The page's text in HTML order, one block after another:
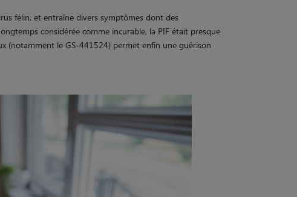
félin, et entraîne divers symptômes dont des
considérée comme incurable, la PIF était presque
(notamment le GS-441524) permet enfin une guérison